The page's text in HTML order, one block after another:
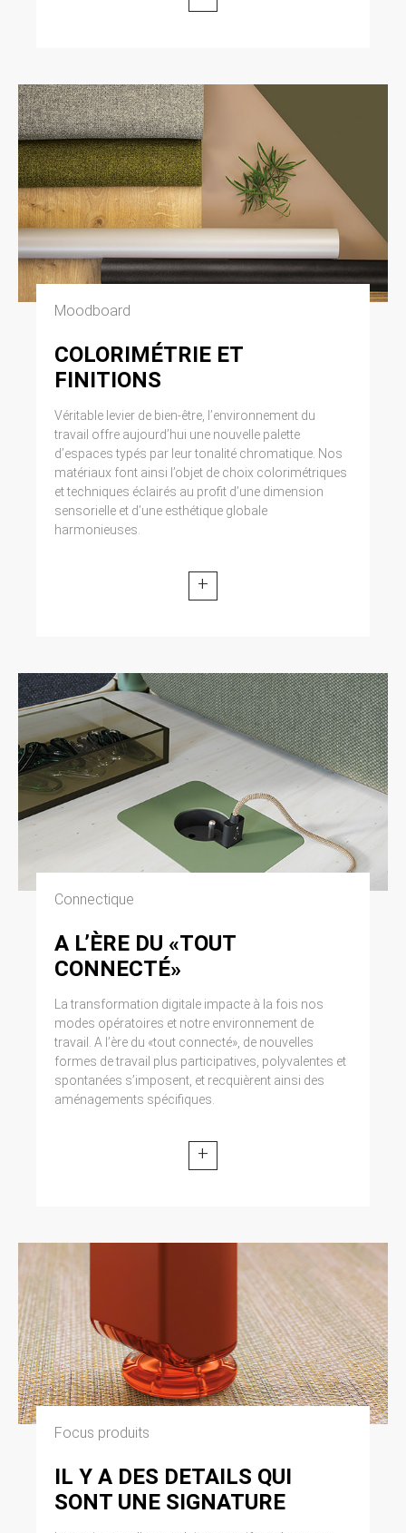
Moodboard
COLORIMÉTRIE ET
FINITIONS
Véritable levier de bien-être, l’environnement du
travail offre aujourd’hui une nouvelle palette
d’espaces typés par leur tonalité chromatique. Nos
matériaux font ainsi l’objet de choix colorimétriques
et techniques éclairés au profit d’une dimension
sensorielle et d’une esthétique globale
harmonieuses.
+
Connectique
A L’ÈRE DU «TOUT
CONNECTÉ»
La transformation digitale impacte à la fois nos
modes opératoires et notre environnement de
travail. A l’ère du «tout connecté», de nouvelles
formes de travail plus participatives, polyvalentes et
spontanées s’imposent, et recquièrent ainsi des
aménagements spécifiques.
+
Focus produits
IL Y A DES DETAILS QUI
SONT UNE SIGNATURE